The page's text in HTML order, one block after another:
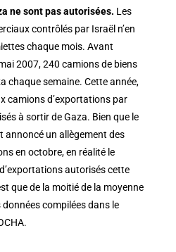
ne sont pas autorisées. Les
contrôlés par Israël n’en
chaque mois. Avant
2007, 240 camions de biens
chaque semaine. Cette année,
camions d’exportations par
à sortir de Gaza. Bien que le
annoncé un allègement des
en octobre, en réalité le
autorisés cette
que de la moitié de la moyenne
données compilées dans le